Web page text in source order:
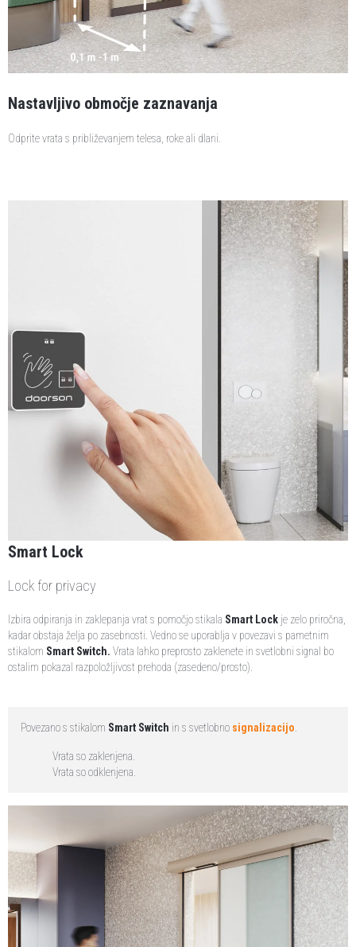
Nastavljivo območje zaznavanja
Odprite vrata s približevanjem telesa, roke ali dlani.
Smart Lock
Lock for privacy
Izbira odpiranja in zaklepanja vrat s pomočjo stikala Smart Lock je zelo priročna,
kadar obstaja želja po zasebnosti. Vedno se uporablja v povezavi s pametnim
stikalom Smart Switch. Vrata lahko preprosto zaklenete in svetlobni signal bo
ostalim pokazal razpoložljivost prehoda (zasedeno/prosto).
Povezano s stikalom Smart Switch in s svetlobno signalizacijo.
Vrata so zaklenjena.
Vrata so odklenjena.